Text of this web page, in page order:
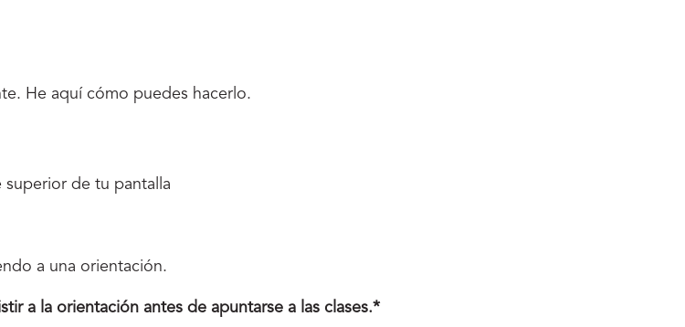
He aquí cómo puedes hacerlo.
superior de tu pantalla
a una orientación.
a la orientación antes de apuntarse a las clases.*